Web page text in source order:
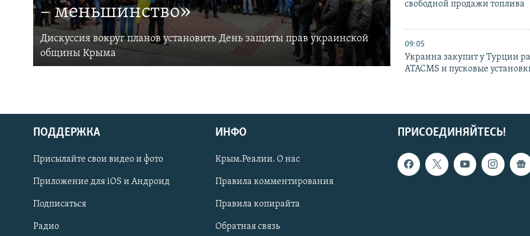
Українською
Qırımtatar
ПРИСОЕДИНЯЙТЕСЬ!
– меньшинство»
Дискуссия вокруг планов установить День защиты прав украинской
общины Крыма
свободной продажи топлива
09:05
Украина закупит у Турции
ATACMS и пусковые
ПРИСОЕДИНЯЙТЕСЬ!
ПОДДЕРЖКА
Присылайте свои видео и фото
Приложение для iOS и Андроид
Подписаться
Радио
ИНФО
Крым.Реалии. О нас
Правила комментирования
Правила копирайта
Обратная связь